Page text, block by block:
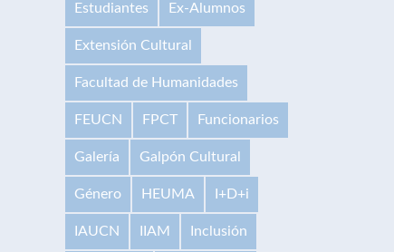
Estudiantes Ex-Alumnos
Extensión Cultural
Facultad de Humanidades
FEUCN FPCT Funcionarios
Galería Galpón Cultural
Género HEUMA I+D+i
IAUCN IIAM Inclusión